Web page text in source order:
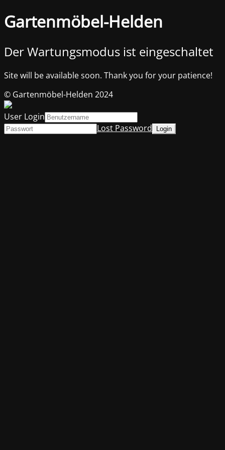
Gartenmöbel-Helden
Der Wartungsmodus ist eingeschaltet
Site will be available soon. Thank you for your patience!
© Gartenmöbel-Helden 2024
User Login
Lost Password